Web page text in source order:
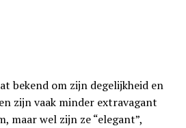
bekend om zijn degelijkheid en
zijn vaak minder extravagant
maar wel zijn ze “elegant”,